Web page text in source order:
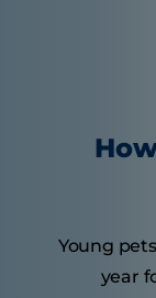
Young
year